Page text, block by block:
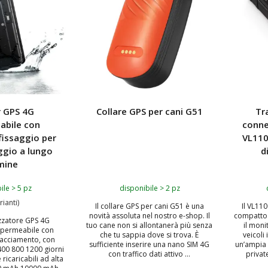
4G
con
per
a lungo
> 5 pz
GPS 4G
con
con
800 1200 giorni
ricaricabili ad alta
Collare GPS per cani G51
disponibile > 2 pz
Il collare GPS per cani G51 è una
novità assoluta nel nostro e-shop. Il
tuo cane non si allontanerà più senza
che tu sappia dove si trova. È
sufficiente inserire una nano SIM 4G
con traffico dati attivo ...
Il
il
veicoli